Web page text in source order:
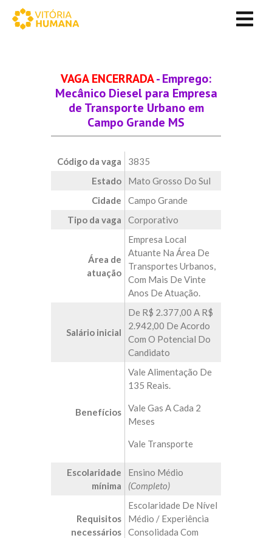
VAGA ENCERRADA- Emprego:
Mecânico Diesel para Empresa
de Transporte Urbano em
Campo Grande MS
Código da vaga
3835
Estado
Mato Grosso Do Sul
Cidade
Campo Grande
Tipo da vaga
Corporativo
Área de
atuação
Empresa Local
Atuante Na Área De
Transportes Urbanos,
Com Mais De Vinte
Anos De Atuação.
Salário inicial
De R$ 2.377,00 A R$
2.942,00 De Acordo
Com O Potencial Do
Candidato
Benefícios
Vale Alimentação De
135 Reais.
Vale Gas A Cada 2
Meses
Vale Transporte
Escolaridade
mínima
Ensino Médio
(Completo)
Requisitos
necessários
Escolaridade De Nível
Médio / Experiência
Consolidada Com